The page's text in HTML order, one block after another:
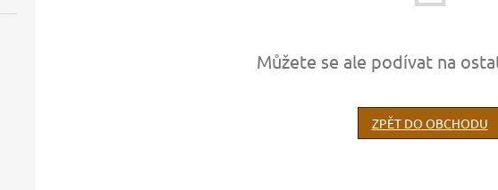
Můžete se ale podívat na
ZPĚT DO OBCHODU